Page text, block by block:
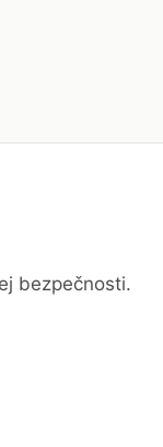
bezpečnosti.